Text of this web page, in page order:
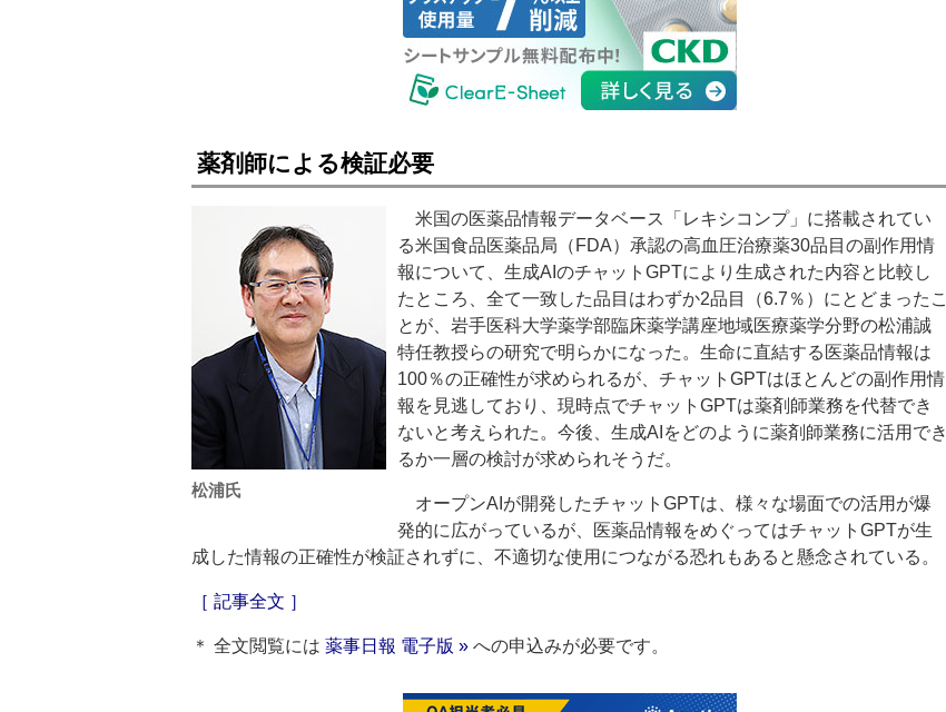
薬剤師による検証必要
松浦氏
米国の医薬品情報データベース「レキシコンプ」に搭載されてい
る米国食品医薬品局（FDA）承認の高血圧治療薬30品目の副作用情
報について、生成AIのチャットGPTにより生成された内容と比較し
たところ、全て一致した品目はわずか2品目（6.7％）にとどまったこ
とが、岩手医科大学薬学部臨床薬学講座地域医療薬学分野の松浦誠
特任教授らの研究で明らかになった。生命に直結する医薬品情報は
100％の正確性が求められるが、チャットGPTはほとんどの副作用情
報を見逃しており、現時点でチャットGPTは薬剤師業務を代替でき
ないと考えられた。今後、生成AIをどのように薬剤師業務に活用でき
るか一層の検討が求められそうだ。
オープンAIが開発したチャットGPTは、様々な場面での活用が爆
発的に広がっているが、医薬品情報をめぐってはチャットGPTが生
成した情報の正確性が検証されずに、不適切な使用につながる恐れもあると懸念されている。
［ 記事全文 ］
＊ 全文閲覧には 薬事日報 電子版 » への申込みが必要です。